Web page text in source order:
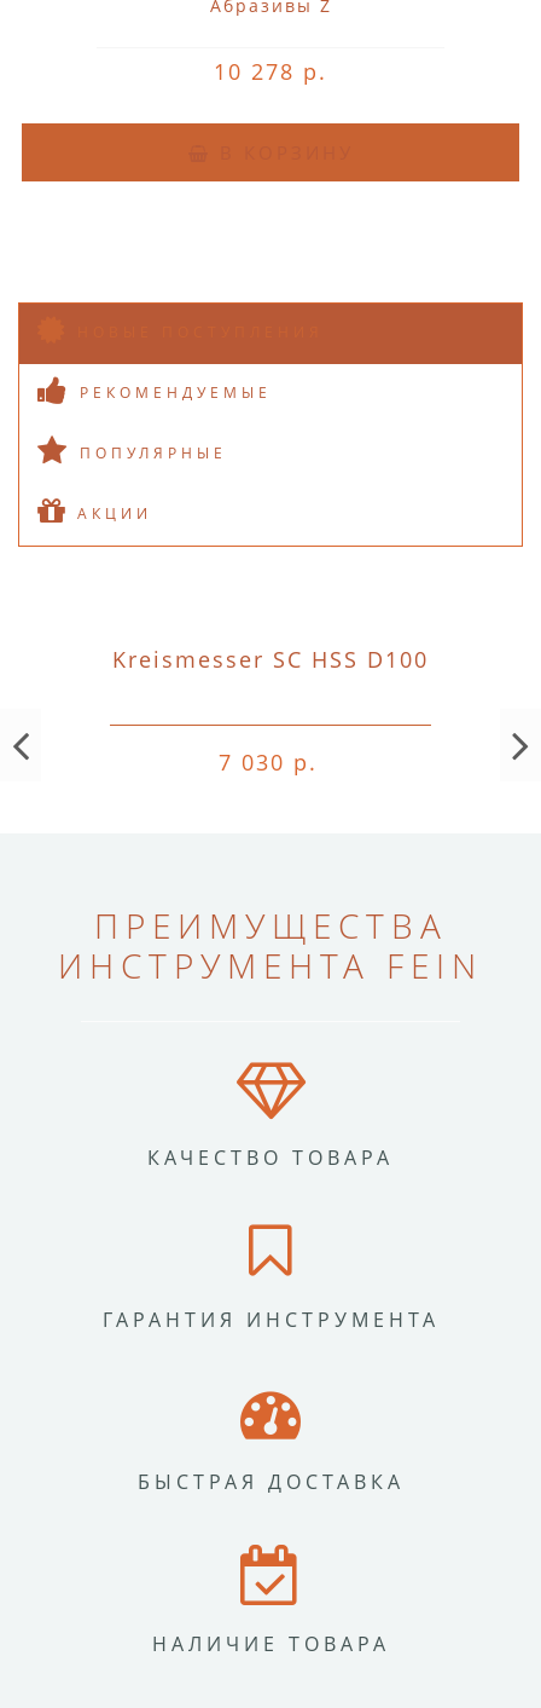
Абразивы Z
10 278 р.
РЕКОМЕНДУЕМЫЕ
ПОПУЛЯРНЫЕ
АКЦИИ
Kreismesser SC HSS D100
7 030 р.
ПРЕИМУЩЕСТВА
ИНСТРУМЕНТА FEIN
КАЧЕСТВО ТОВАРА
ГАРАНТИЯ ИНСТРУМЕНТА
БЫСТРАЯ ДОСТАВКА
НАЛИЧИЕ ТОВАРА